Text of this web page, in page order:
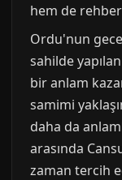
hem de
Ordu'nun
sahilde
bir anlam
samimi
daha da
arasında
zaman tercih